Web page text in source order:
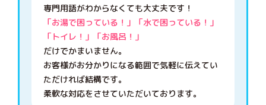
専門用語がわからなくても大丈夫です！
「お湯で困っている！」「水で困っている！」
「トイレ！」「お風呂！」
だけでかまいません。
お客様がお分かりになる範囲で気軽に伝えてい
ただければ結構です。
柔軟な対応をさせていただいております。